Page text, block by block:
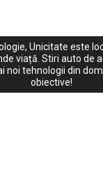
Unicitate este
viață. Stiri auto de
noi tehnologii din
obiective!